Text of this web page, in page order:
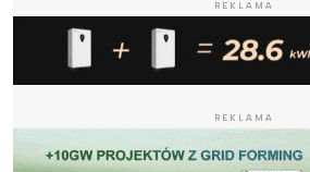
REKLAMA
REKLAMA